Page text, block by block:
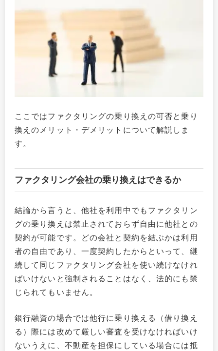
ここではファクタリングの乗り換えの可否と乗り
換えのメリット・デメリットについて解説しま
す。
ファクタリング会社の乗り換えはできるか
結論から言うと、他社を利用中でもファクタリン
グの乗り換えは禁止されておらず自由に他社との
契約が可能です。どの会社と契約を結ぶかは利用
者の自由であり、一度契約したからといって、継
続して同じファクタリング会社を使い続けなけれ
ばいけないと強制されることはなく、法的にも禁
じられてもいません。
銀行融資の場合では他行に乗り換える（借り換え
る）際には改めて厳しい審査を受けなければいけ
ないうえに、不動産を担保にしている場合には抵